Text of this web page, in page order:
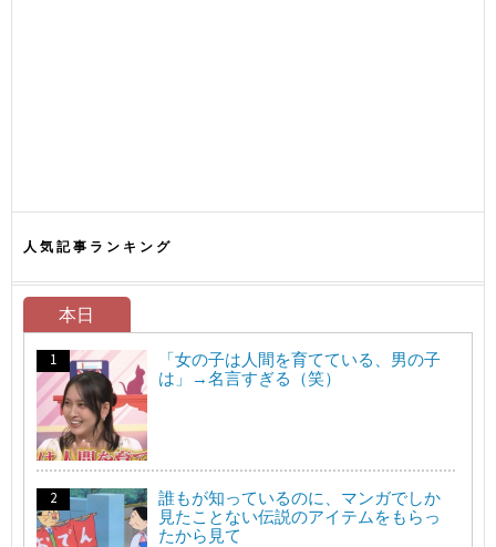
人気記事ランキング
本日
「女の子は人間を育てている、男の子
は」→名言すぎる（笑）
誰もが知っているのに、マンガでしか
見たことない伝説のアイテムをもらっ
たから見て